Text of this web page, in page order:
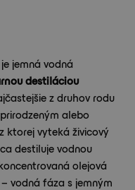
je jemná vodná
destiláciou
z druhov rodu
alebo
ktorej vyteká živicový
destiluje vodnou
olejová
vodná fáza s jemným